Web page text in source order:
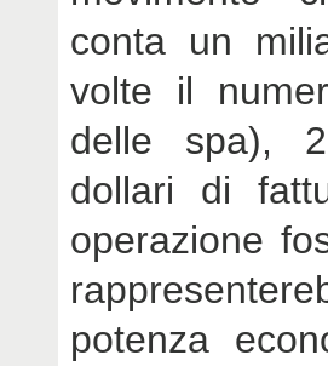
conta un
volte il
delle spa),
dollari di
operazione
potenza